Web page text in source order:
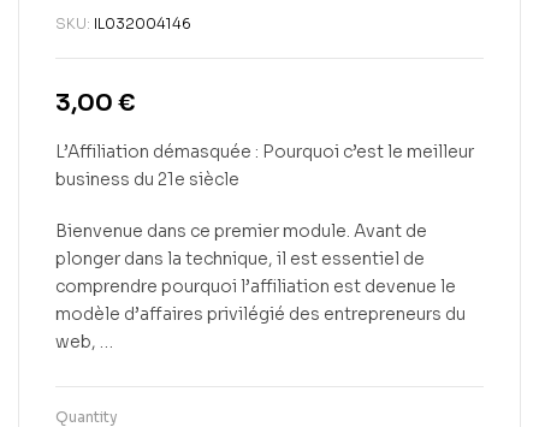
SKU: IL032004146
3,00 €
L’Affiliation démasquée : Pourquoi c’est le meilleur
business du 21e siècle
Bienvenue dans ce premier module. Avant de
plonger dans la technique, il est essentiel de
comprendre pourquoi l’affiliation est devenue le
modèle d’affaires privilégié des entrepreneurs du
web, …
Quantity